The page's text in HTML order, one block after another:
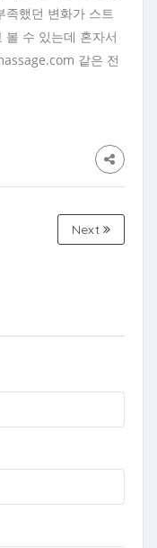
족했던 변화가 스트
수 있는데 혼자서
같은 전
Next